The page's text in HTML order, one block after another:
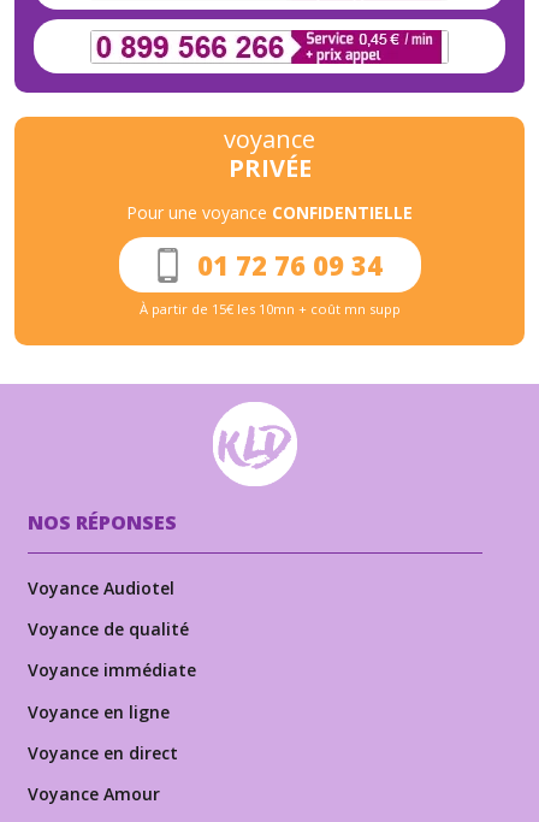
voyance
PRIVÉE
Pour une voyance CONFIDENTIELLE
01 72 76 09 34
À partir de 15€ les 10mn + coût mn supp
NOS RÉPONSES
Voyance Audiotel
Voyance de qualité
Voyance immédiate
Voyance en ligne
Voyance en direct
Voyance Amour